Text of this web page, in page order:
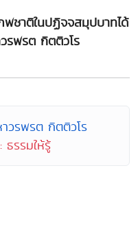
ชาติในปฏิจจสมุปบาทได้
รพรต กิตติวโร
วรพรต กิตติวโร
รรมให้รู้